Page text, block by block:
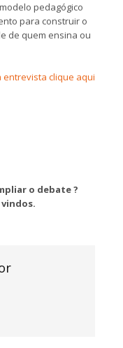
pedagógico
para construir o
de quem ensina ou
clique aqui
o debate ?